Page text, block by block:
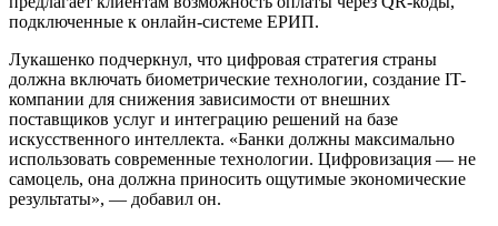
подключенные к онлайн-системе ЕРИП.
Лукашенко подчеркнул, что цифровая стратегия страны
должна включать биометрические технологии, создание IT-
компании для снижения зависимости от внешних
поставщиков услуг и интеграцию решений на базе
искусственного интеллекта. «Банки должны максимально
использовать современные технологии. Цифровизация — не
самоцель, она должна приносить ощутимые экономические
результаты», — добавил он.